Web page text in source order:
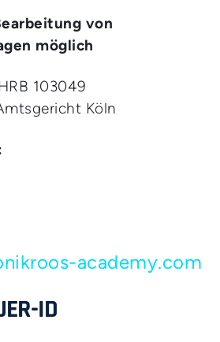
von
möglich
103049
Köln
academy.com
ID